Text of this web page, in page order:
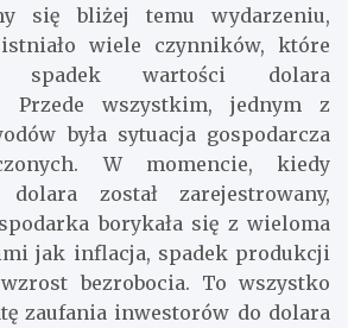
się bliżej temu wydarzeniu,
wiele czynników, które
spadek wartości dolara
Przede wszystkim, jednym z
była sytuacja gospodarcza
W momencie, kiedy
został zarejestrowany,
borykała się z wieloma
jak inflacja, spadek produkcji
bezrobocia. To wszystko
zaufania inwestorów do dolara